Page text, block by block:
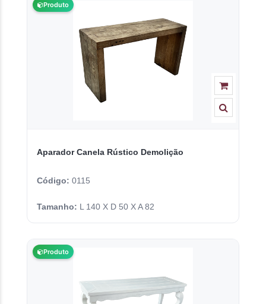
Produto
Aparador Canela Rústico Demolição
Código: 0115
Tamanho: L 140 X D 50 X A 82
Produto